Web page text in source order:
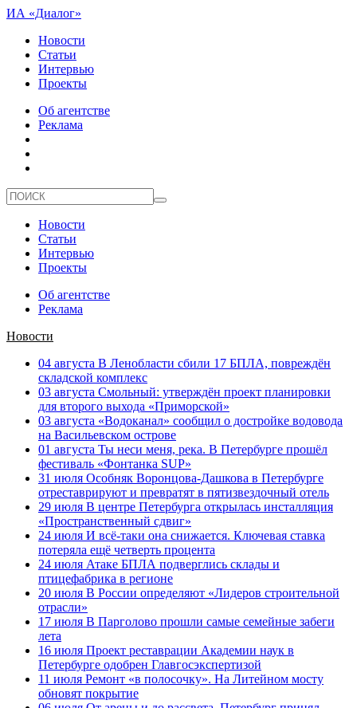
ИА «Диалог»
Новости
Статьи
Интервью
Проекты
Об агентстве
Реклама
Новости
Статьи
Интервью
Проекты
Об агентстве
Реклама
Новости
04 августа В Ленобласти сбили 17 БПЛА, повреждён
складской комплекс
03 августа Смольный: утверждён проект планировки
для второго выхода «Приморской»
03 августа «Водоканал» сообщил о достройке водовода
на Васильевском острове
01 августа Ты неси меня, река. В Петербурге прошёл
фестиваль «Фонтанка SUP»
31 июля Особняк Воронцова-Дашкова в Петербурге
отреставрируют и превратят в пятизвездочный отель
29 июля В центре Петербурга открылась инсталляция
«Пространственный сдвиг»
24 июля И всё-таки она снижается. Ключевая ставка
потеряла ещё четверть процента
24 июля Атаке БПЛА подверглись склады и
птицефабрика в регионе
20 июля В России определяют «Лидеров строительной
отрасли»
17 июля В Парголово прошли самые семейные забеги
лета
16 июля Проект реставрации Академии наук в
Петербурге одобрен Главгосэкспертизой
11 июля Ремонт «в полосочку». На Литейном мосту
обновят покрытие